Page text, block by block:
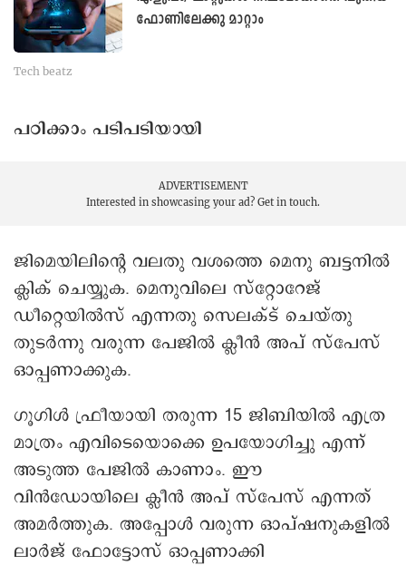
ഫോണിലേക്കു മാറ്റാം
Tech beatz
പഠിക്കാം പടിപടിയായി
ADVERTISEMENT
Interested in showcasing your ad? Get in touch.
ജിമെയിലിന്റെ വലതു വശത്തെ മെനു ബട്ടനിൽ
ക്ലിക് ചെയ്യുക. മെനുവിലെ സ്റ്റോറേജ്
ഡീറ്റെയില്‍സ് എന്നതു സെലക്ട് ചെയ്തു
തുടര്‍ന്നു വരുന്ന പേജില്‍ ക്ലീന്‍ അപ് സ്പേസ്
ഓപ്പണാക്കുക.
ഗൂഗിള്‍ ഫ്രീയായി തരുന്ന 15 ജിബിയിൽ എത്ര
മാത്രം എവിടെയൊക്കെ ഉപയോഗിച്ചു എന്ന്
അടുത്ത പേജിൽ കാണാം. ഈ
വിൻഡോയിലെ ക്ലീന്‍ അപ് സ്പേസ് എന്നത്
അമര്‍ത്തുക. അപ്പോൾ വരുന്ന ഓപ്ഷനുകളില്‍
ലാര്‍ജ് ഫോട്ടോസ് ഓപ്പണാക്കി